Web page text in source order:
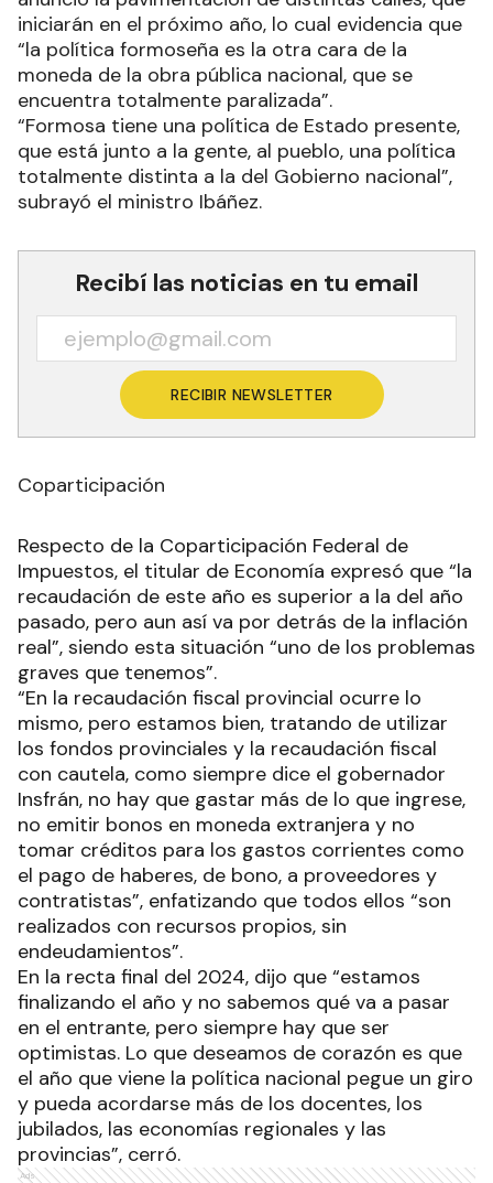
iniciarán en el próximo año, lo cual evidencia que
“la política formoseña es la otra cara de la
moneda de la obra pública nacional, que se
encuentra totalmente paralizada”.
“Formosa tiene una política de Estado presente,
que está junto a la gente, al pueblo, una política
totalmente distinta a la del Gobierno nacional”,
subrayó el ministro Ibáñez.
Recibí las noticias en tu email
RECIBIR NEWSLETTER
Coparticipación
Respecto de la Coparticipación Federal de
Impuestos, el titular de Economía expresó que “la
recaudación de este año es superior a la del año
pasado, pero aun así va por detrás de la inflación
real”, siendo esta situación “uno de los problemas
graves que tenemos”.
“En la recaudación fiscal provincial ocurre lo
mismo, pero estamos bien, tratando de utilizar
los fondos provinciales y la recaudación fiscal
con cautela, como siempre dice el gobernador
Insfrán, no hay que gastar más de lo que ingrese,
no emitir bonos en moneda extranjera y no
tomar créditos para los gastos corrientes como
el pago de haberes, de bono, a proveedores y
contratistas”, enfatizando que todos ellos “son
realizados con recursos propios, sin
endeudamientos”.
En la recta final del 2024, dijo que “estamos
finalizando el año y no sabemos qué va a pasar
en el entrante, pero siempre hay que ser
optimistas. Lo que deseamos de corazón es que
el año que viene la política nacional pegue un giro
y pueda acordarse más de los docentes, los
jubilados, las economías regionales y las
provincias”, cerró.
Ads